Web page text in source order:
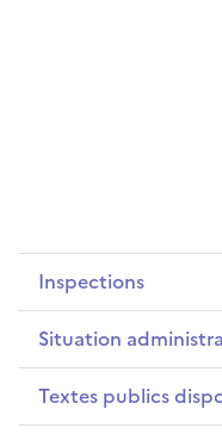
Inspections
Situation
Textes publics